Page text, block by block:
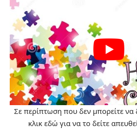
Σε περίπτωση που δεν μπορείτε να
κλικ εδώ για να το δείτε